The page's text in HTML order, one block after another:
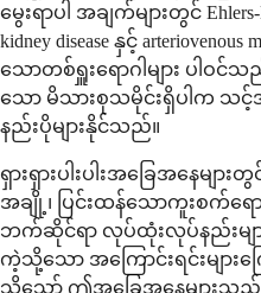
မွေးရာပါ အချက်များတွင် Ehlers-
kidney disease နှင့်
သောတစ်ရှူးရောဂါများ ပါဝင်
သော မိသားစုသမိုင်းရှိပါက သင့်
နည်းပိုများနိုင်သည်။
ရှားရှားပါးပါးအခြေအနေမျ
အချို့၊ ပြင်းထန်သောကူးစက်ရေ
ဘက်ဆိုင်ရာ လုပ်ထုံးလုပ်နည်းများ
ကဲ့သို့သော အကြောင်းရင်းများက
သို့သော် ဤအခြေအနေများသ